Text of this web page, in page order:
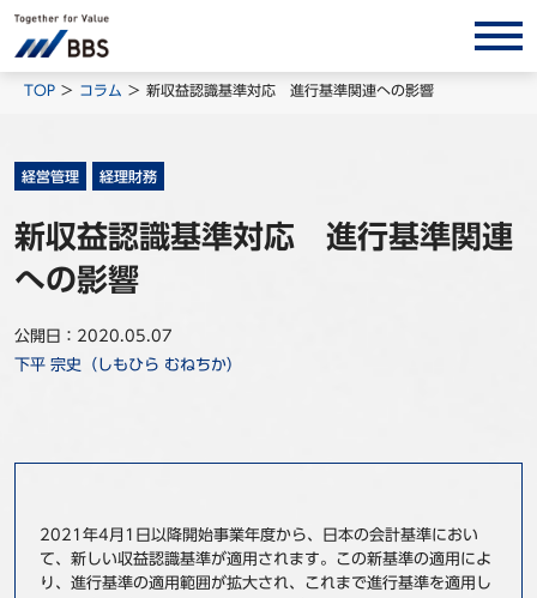
サービス/ソリューション
事例
TOP コラム 新収益認識基準対応 進行基準関連への影響
経営管理 経理財務
新収益認識基準対応 進行基準関連
への影響
公開日：2020.05.07
下平 宗史（しもひら むねちか）
2021年4月1日以降開始事業年度から、日本の会計基準におい
て、新しい収益認識基準が適用されます。この新基準の適用によ
り、進行基準の適用範囲が拡大され、これまで進行基準を適用し